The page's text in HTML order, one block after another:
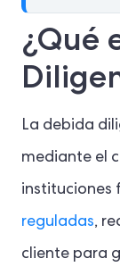
¿Qué
La debida
mediante el
instituciones
reguladas,
cliente para